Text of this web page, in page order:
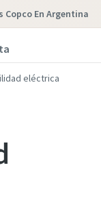
Copco En Argentina
eléctrica